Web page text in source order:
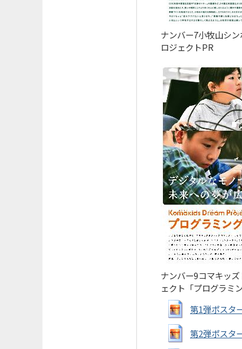
ナンバー7小牧山シ
ロジェクトPR
ナンバー9コマキッ
ェクト「プログラミ
第1弾ポスタ
第2弾ポスタ